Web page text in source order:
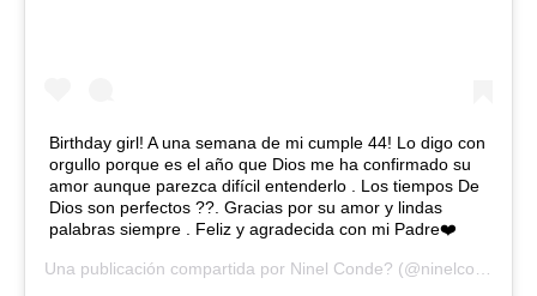
Birthday girl! A una semana de mi cumple 44! Lo digo con
orgullo porque es el año que Dios me ha confirmado su
amor aunque parezca difícil entenderlo . Los tiempos De
Dios son perfectos ??. Gracias por su amor y lindas
palabras siempre . Feliz y agradecida con mi Padre❤️
Una publicación compartida por Ninel Conde? (@ninelconde) el